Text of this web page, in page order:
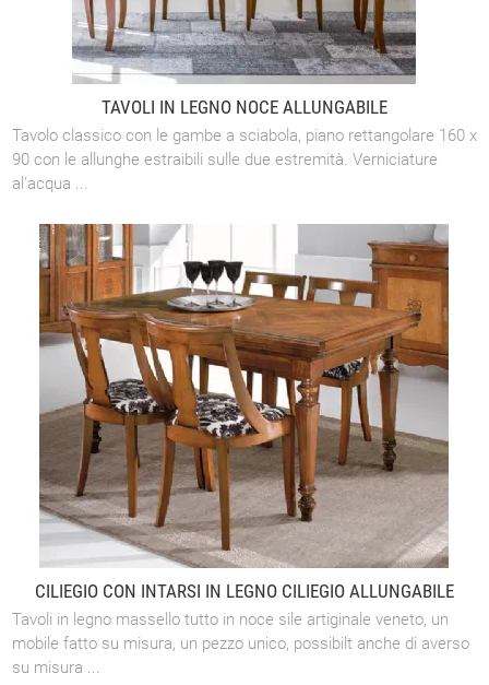
TAVOLI IN LEGNO NOCE ALLUNGABILE
Tavolo classico con le gambe a sciabola, piano rettangolare 160 x
90 con le allunghe estraibili sulle due estremità. Verniciature
al'acqua ...
CILIEGIO CON INTARSI IN LEGNO CILIEGIO ALLUNGABILE
Tavoli in legno massello tutto in noce sile artiginale veneto, un
mobile fatto su misura, un pezzo unico, possibilt anche di averso
su misura ...